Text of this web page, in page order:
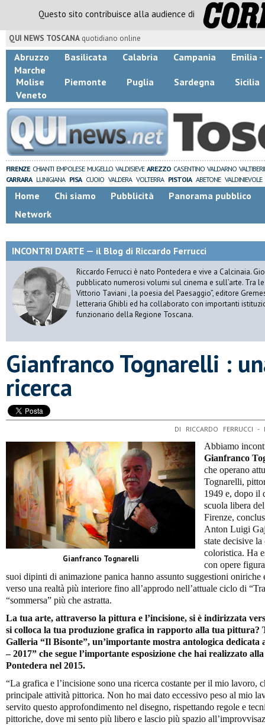
Questo sito contribuisce alla audience di
QUI NEWS TOSCANA quotidiano online
Abruzzo Basilicata Calabria Campania
Emilia -
Marche
Molise
Piemonte Puglia Sardegna
Sicilia
Veneto
FIRENZE CHIANTI EMPOLESE MUGELLO VALDISIEVE AREZZO CASENTINO VALDARNO
CARRARA LUNIGIANA PISA CUOIO VALDERA VOLTERRA PISTOIA ABETONE VALDINIEVOLE
Home Chi siamo Pubblicità
Panorama pubblico
Network
INCONTRI D'ARTE — il Blog di Riccardo Ferrucci
Riccardo Ferrucci è nato Pontedera e vive a Calcinaia.
pubblicato numerosi volumi sul cinema e sull’arte. Tra
Vittorio Taviani , la poesia del Paesaggio”, editore
letteraria Ghibli ed ha collaborato con importanti
funzionario della Regione Toscana.
Gianfranco Tognarelli :
ricerca
DI RICCARDO FERRUCCI
Gianfranco Tognarelli
Abbiamo
Gianfranco
che operano
Tognarelli,
1949 e, dopo il
scuola libera
Firenze,
Anton Luigi
state decisive
coloristica. Ha
con opere
suoi dipinti di animazione panica hanno assunto suggestioni
verso una realtà più interiore fino all’approdo nell’attuale ciclo di
“sommersa” più che astratta.
La tua arte, attraverso la pittura e l’incisione, si è indirizzata
si colloca la tua produzione grafica in rapporto alla tua pittura?
Galleria “Il Bisonte”, un’importante mostra antologica
– 2017” che segue l’importante esposizione che hai realizzato
Pontedera nel 2015.
“La grafica e l’incisione sono una ricerca costante per il mio lavoro,
principale attività pittorica. Non ho mai dato eccessivo peso al mio
servito questo approfondimento nel disegno, rispettando regole e
pittoriche, dove mi sento più libero e lascio più spazio